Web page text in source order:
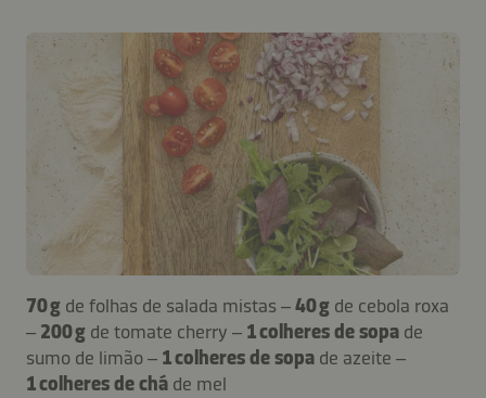
70 g de folhas de salada mistas –40 g de cebola roxa
– 200 g de tomate cherry – 1 colheres de sopa de
sumo de limão – 1 colheres de sopa de azeite –
1 colheres de chá de mel